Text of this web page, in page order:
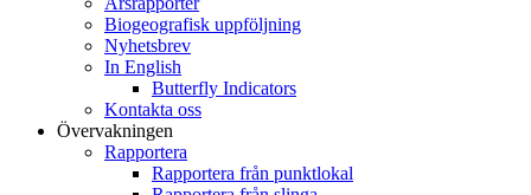
Biogeografisk uppföljning
Nyhetsbrev
In English
Butterfly Indicators
Kontakta oss
Övervakningen
Rapportera
Rapportera från punktlokal